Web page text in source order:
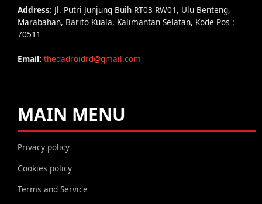
Address: Jl. Putri Junjung Buih RT03 RW01, Ulu Benteng,
Marabahan, Barito Kuala, Kalimantan Selatan, Kode Pos :
70511
Email: thedadroidrd@gmail.com
MAIN MENU
Privacy policy
Cookies policy
Terms and Service